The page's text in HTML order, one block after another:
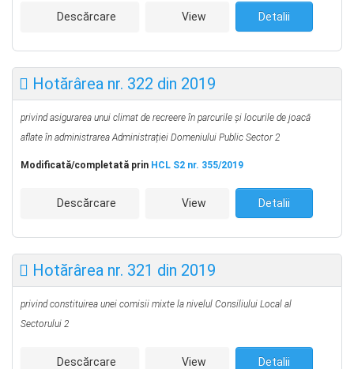
Descărcare View Detalii
Hotărârea nr. 322 din 2019
privind asigurarea unui climat de recreere în parcurile și locurile de joacă
aflate în administrarea Administrației Domeniului Public Sector 2
Modificată/completată prin HCL S2 nr. 355/2019
Descărcare View Detalii
Hotărârea nr. 321 din 2019
privind constituirea unei comisii mixte la nivelul Consiliului Local al
Sectorului 2
Descărcare View Detalii